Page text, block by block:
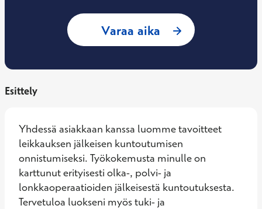
Varaa aika : Henna Mäki,
Esittely
Yhdessä asiakkaan kanssa luomme tavoitteet
leikkauksen jälkeisen kuntoutumisen
onnistumiseksi. Työkokemusta minulle on
karttunut erityisesti olka-, polvi- ja
lonkkaoperaatioiden jälkeisestä kuntoutuksesta.
Tervetuloa luokseni myös tuki- ja